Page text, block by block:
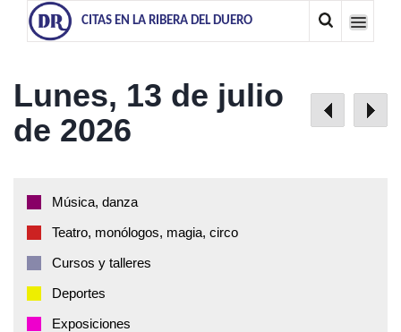
CITAS EN LA RIBERA DEL DUERO
Lunes, 13 de julio
de 2026
Música, danza
Teatro, monólogos, magia, circo
Cursos y talleres
Deportes
Exposiciones